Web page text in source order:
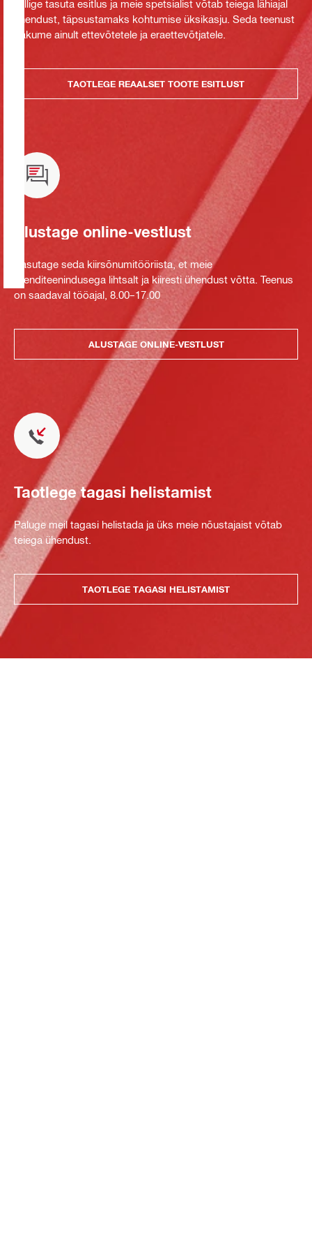
Tellige tasuta esitlus ja meie spetsialist võtab teiega lähiajal
ühendust, täpsustamaks kohtumise üksikasju. Seda teenust
pakume ainult ettevõtetele ja eraettevõtjatele.
TAOTLEGE REAALSET TOOTE ESITLUST
Alustage online-vestlust
Kasutage seda kiirsõnumitööriista, et meie
klienditeenindusega lihtsalt ja kiiresti ühendust võtta. Teenus
on saadaval tööajal, 8.00–17.00
ALUSTAGE ONLINE-VESTLUST
Taotlege tagasi helistamist
Paluge meil tagasi helistada ja üks meie nõustajaist võtab
teiega ühendust.
TAOTLEGE TAGASI HELISTAMIST